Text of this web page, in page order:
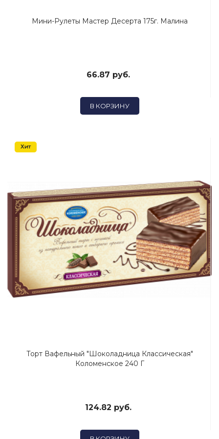
Мини-Рулеты Мастер Десерта 175г. Малина
66.87 руб.
В КОРЗИНУ
Хит
Торт Вафельный "шоколадница Классическая"
Коломенское 240 Г
124.82 руб.